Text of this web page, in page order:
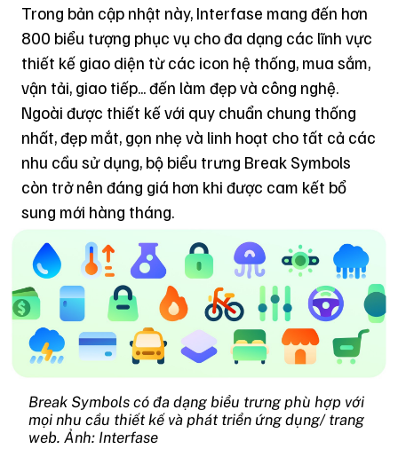
Trong bản cập nhật này, Interfase mang đến hơn
800 biểu tượng phục vụ cho đa dạng các lĩnh vực
thiết kế giao diện từ các icon hệ thống, mua sắm,
vận tải, giao tiếp... đến làm đẹp và công nghệ.
Ngoài được thiết kế với quy chuẩn chung thống
nhất, đẹp mắt, gọn nhẹ và linh hoạt cho tất cả các
nhu cầu sử dụng, bộ biểu trưng Break Symbols
còn trở nên đáng giá hơn khi được cam kết bổ
sung mới hàng tháng.
Break Symbols có đa dạng biểu trưng phù hợp với
mọi nhu cầu thiết kế và phát triển ứng dụng/ trang
web. Ảnh: Interfase